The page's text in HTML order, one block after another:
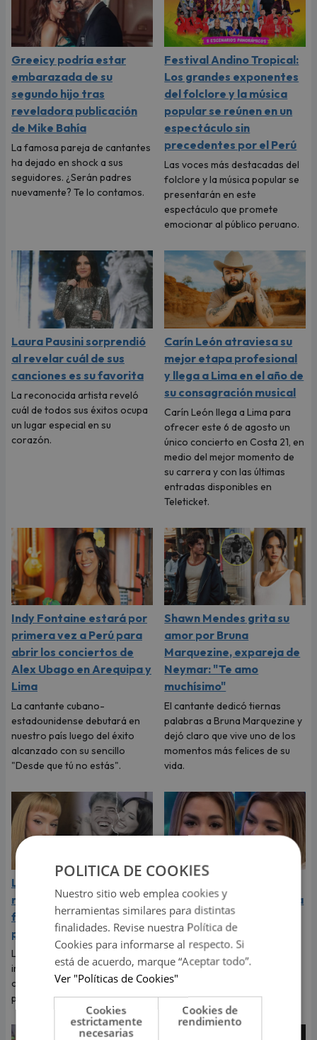
Greeicy podría estar
embarazada de su
segundo hijo tras
reveladora publicación
de Mike Bahía
La famosa pareja de cantantes
ha dejado en shock a sus
seguidores. ¿Serán padres
nuevamente? Te lo contamos.
Festival Andino Tropical:
Los grandes exponentes
del folclore y la música
popular se reúnen en un
espectáculo sin
precedentes por el Perú
Las voces más destacadas del
folclore y la música popular se
presentarán en este
espectáculo que promete
emocionar al público peruano.
Laura Pausini sorprendió
al revelar cuál de sus
canciones es su favorita
La reconocida artista reveló
cuál de todos sus éxitos ocupa
un lugar especial en su
corazón.
Carín León atraviesa su
mejor etapa profesional
y llega a Lima en el año de
su consagración musical
Carín León llega a Lima para
ofrecer este 6 de agosto un
único concierto en Costa 21, en
medio del mejor momento de
su carrera y con las últimas
entradas disponibles en
Teleticket.
Indy Fontaine estará por
primera vez a Perú para
abrir los conciertos de
Alex Ubago en Arequipa y
Lima
La cantante cubano-
estadounidense debutará en
nuestro país luego del éxito
alcanzado con su sencillo
"Desde que tú no estás".
Shawn Mendes grita su
amor por Bruna
Marquezine, expareja de
Neymar: "Te amo
muchísimo"
El cantante dedicó tiernas
palabras a Bruna Marquezine y
dejó claro que vive uno de los
momentos más felices de su
vida.
La Joaqui sorprende al
revelar la inesperada
forma en que Luck Ra
puso fin a su romance
La cantante reveló que llegó a
imaginar su boda, pero el
cantante tenía otros planes
para ese viaje.
llanto durante entrevista
con Magaly Medina y
exigió justicia
Tras denunciar al director
musical de La Bella Luz, Naldy
Saldaña habló con Magaly
Medina y le contó todo.
POLITICA DE COOKIES
Nuestro sitio web emplea cookies y
herramientas similares para distintas
finalidades. Revise nuestra Política de
Cookies para informarse al respecto. Si
está de acuerdo, marque “Aceptar todo”.
Ver "Políticas de Cookies"
Cookies
estrictamente
necesarias
Cookies de
rendimiento